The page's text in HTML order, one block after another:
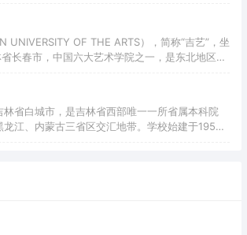
UNIVERSITY OF THE ARTS），简称“吉艺”，坐
长春市，中国六大艺术学院之一，是东北地区唯
俄高校艺术交流基地、教育部全国普通高校中华
林省白城市，是吉林省西部唯一一所省属本科院
江、内蒙古三省区交汇地带。学校始建于1958
平评估。